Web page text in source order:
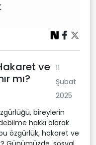
ve
mı?
11
Şubat
2025
bireylerin
hakkı olarak
özgürlük, hakaret ve